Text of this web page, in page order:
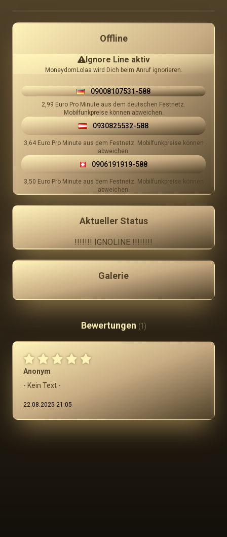
Offline
Ignore Line aktiv
MoneydomLolaa wird Dich beim Anruf ignorieren.
09008107531-588
2,99 Euro Pro Minute aus dem deutschen Festnetz.
Mobilfunkpreise können abweichen.
0930825532-588
3,64 Euro Pro Minute aus dem Festnetz. Mobilfunkpreise können
abweichen.
0906191919-588
3,50 Euro Pro Minute aus dem Festnetz. Mobilfunkpreise können
abweichen.
Aktueller Status
!!!!!!! IGNOLINE !!!!!!!!
Galerie
Bewertungen (1)
Anonym
- Kein Text -
22.08.2025 21:05